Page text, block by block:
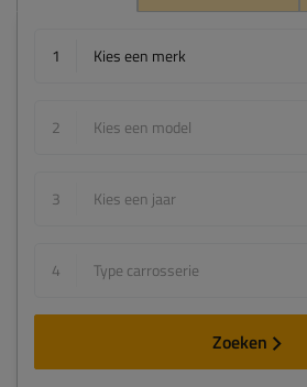
1 Kies een merk
2 Kies een model
3 Kies een jaar
4 Type carrosserie
Zoeken